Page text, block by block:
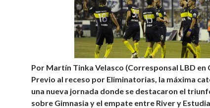
Por Martín Tinka Velasco (Corresponsal LBD en
Previo al receso por Eliminatorias, la máxima
una nueva jornada donde se destacaron el
sobre Gimnasia y el empate entre River y